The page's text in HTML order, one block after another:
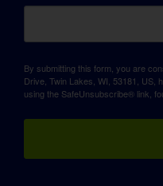
By submitting this form, you are
Drive, Twin Lakes, WI, 53181, US,
using the SafeUnsubscribe® link,